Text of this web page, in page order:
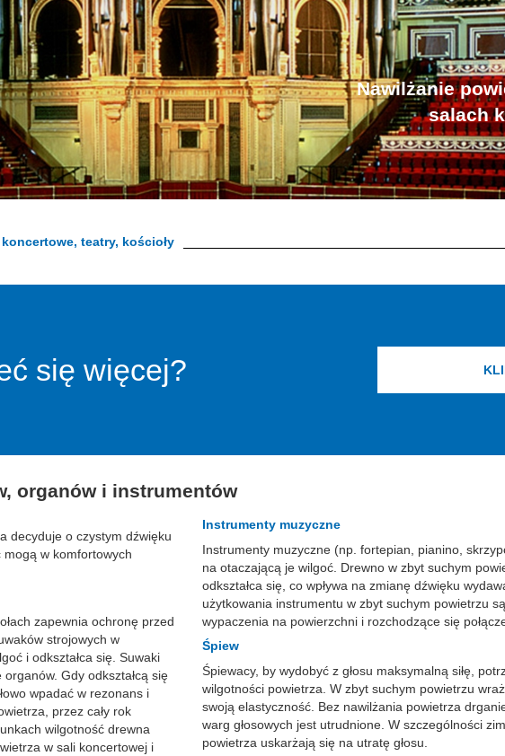
Nawilżanie
salach
koncertowe, teatry, kościoły
się więcej?
organów i instrumentów
decyduje o czystym dźwięku
mogą w komfortowych
zapewnia ochronę przed
strojowych w
i odkształca się. Suwaki
Gdy odkształcą się
wpadać w rezonans i
przez cały rok
wilgotność drewna
w sali koncertowej i
Instrumenty muzyczne
Instrumenty muzyczne (np. fortepian, pianino,
na otaczającą je wilgoć. Drewno w zbyt suchym
odkształca się, co wpływa na zmianę dźwięku
użytkowania instrumentu w zbyt suchym powietrzu
wypaczenia na powierzchni i rozchodzące się
Śpiew
Śpiewacy, by wydobyć z głosu maksymalną siłę,
wilgotności powietrza. W zbyt suchym powietrzu
swoją elastyczność. Bez nawilżania powietrza
warg głosowych jest utrudnione. W szczególności
powietrza uskarżają się na utratę głosu.